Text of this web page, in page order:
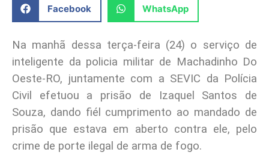
Facebook WhatsApp
Na manhã dessa terça-feira (24) o serviço de
inteligente da policia militar de Machadinho Do
Oeste-RO, juntamente com a SEVIC da Polícia
Civil efetuou a prisão de Izaquel Santos de
Souza, dando fiél cumprimento ao mandado de
prisão que estava em aberto contra ele, pelo
crime de porte ilegal de arma de fogo.